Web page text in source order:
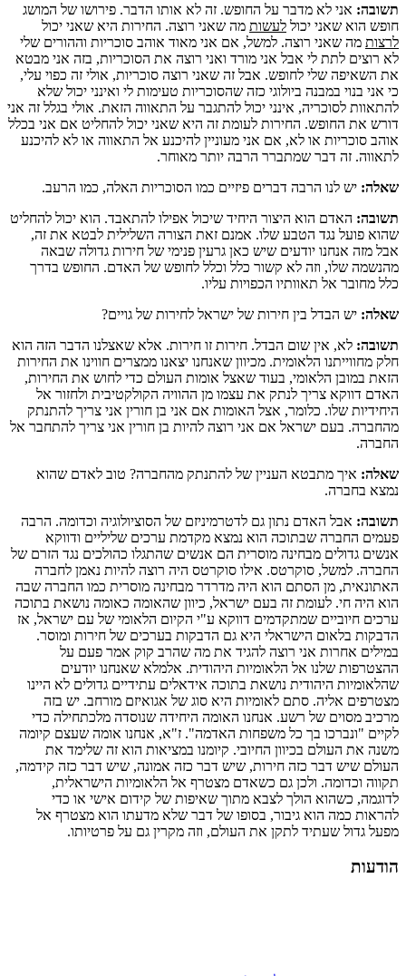
תשובה: אני לא מדבר על החופש. זה לא אותו הדבר. פירושו של המושג
חופש הוא שאני יכול לעשות מה שאני רוצה. החירות היא שאני יכול
לרצות מה שאני רוצה. למשל, אם אני מאוד אוהב סוכריות וההורים שלי
לא רוצים לתת לי אבל אני מורד ואני רוצה את הסוכריות, בזה אני מבטא
את השאיפה שלי לחופש. אבל זה שאני רוצה סוכריות, אולי זה כפוי עלי,
כי אני בנוי במבנה ביולוגי כזה שהסוכריות טעימות לי ואינני יכול שלא
להתאוות לסוכריה, אינני יכול להתגבר על התאווה הזאת. אולי בגלל זה אני
דורש את החופש. החירות לעומת זה היא שאני יכול להחליט אם אני בכלל
אוהב סוכריות או לא, אם אני מעוניין להיכנע אל התאווה או לא להיכנע
לתאווה. זה דבר שמתברר הרבה יותר מאוחר.
שאלה: יש לנו הרבה דברים פיזיים כמו הסוכריות האלה, כמו הרעב.
תשובה: האדם הוא היצור היחיד שיכול אפילו להתאבד. הוא יכול להחליט
שהוא פועל נגד הטבע שלו. אמנם זאת הצורה השלילית לבטא את זה,
אבל מזה אנחנו יודעים שיש כאן גרעין פנימי של חירות גדולה שבאה
מהנשמה שלו, וזה לא קשור כלל וכלל לחופש של האדם. החופש בדרך
כלל מחובר אל תאוותיו הכפויות עליו.
שאלה: יש הבדל בין חירות של ישראל לחירות של גויים?
תשובה: לא, אין שום הבדל. חירות זו חירות. אלא שאצלנו הדבר הזה הוא
חלק מחווייתנו הלאומית. מכיוון שאנחנו יצאנו ממצרים חווינו את החירות
הזאת במובן הלאומי, בעוד שאצל אומות העולם כדי לחוש את החירות,
האדם דווקא צריך לנתק את עצמו מן ההוויה הקולקטיבית ולחזור אל
היחידיות שלו. כלומר, אצל האומות אם אני בן חורין אני צריך להתנתק
מהחברה. בעם ישראל אם אני רוצה להיות בן חורין אני צריך להתחבר אל
החברה.
שאלה: איך מתבטא העניין של להתנתק מהחברה? טוב לאדם שהוא
נמצא בחברה.
תשובה: אבל האדם נתון גם לדטרמיניזם של הסוציולוגיה וכדומה. הרבה
פעמים החברה שבתוכה הוא נמצא מקדמת ערכים שליליים ודווקא
אנשים גדולים מבחינה מוסרית הם אנשים שהתגלו כהולכים נגד הזרם של
החברה. למשל, סוקרטס. אילו סוקרטס היה רוצה להיות נאמן לחברה
האתונאית, מן הסתם הוא היה מדרדר מבחינה מוסרית כמו החברה שבה
הוא היה חי. לעומת זה בעם ישראל, כיוון שהאומה כאומה נושאת בתוכה
ערכים חיוביים שמתקדמים דווקא ע"י הקיום הלאומי של עם ישראל, אז
הדבקות בלאום הישראלי היא גם הדבקות בערכים של חירות ומוסר.
במילים אחרות אני רוצה להגיד את מה שהרב קוק אמר פעם על
ההצטרפות שלנו אל הלאומיות היהודית. אלמלא שאנחנו יודעים
שהלאומיות היהודית נושאת בתוכה אידאלים עתידיים גדולים לא היינו
מצטרפים אליה. סתם לאומיות היא סוג של אגואיזם מורחב. יש בזה
מרכיב מסוים של רשע. אנחנו האומה היחידה שנוסדה מלכתחילה כדי
לקיים "ונברכו בך כל משפחות האדמה". ז"א, אנחנו אומה שעצם קיומה
משנה את העולם בכיוון החיובי. קיומנו במציאות הוא זה שלימד את
העולם שיש דבר כזה חירות, שיש דבר כזה אמונה, שיש דבר כזה קידמה,
תקווה וכדומה. ולכן גם כשאדם מצטרף אל הלאומיות הישראלית,
לדוגמה, כשהוא הולך לצבא מתוך שאיפות של קידום אישי או כדי
להראות כמה הוא גיבור, בסופו של דבר שלא מדעתו הוא מצטרף אל
מפעל גדול שעתיד לתקן את העולם, וזה מקרין גם על פרטיותו.
הודעות